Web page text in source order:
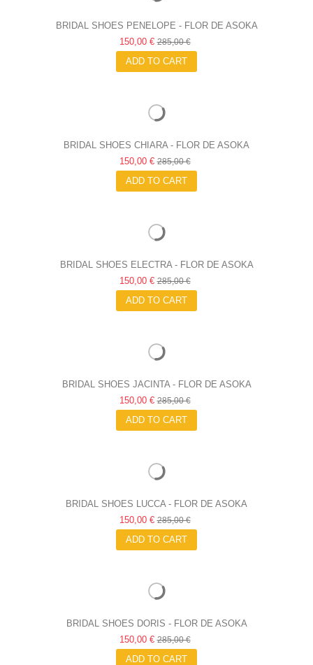
BRIDAL SHOES PENELOPE - FLOR DE ASOKA
150,00 €285,00 €
ADD TO CART
BRIDAL SHOES CHIARA - FLOR DE ASOKA
150,00 €285,00 €
ADD TO CART
BRIDAL SHOES ELECTRA - FLOR DE ASOKA
150,00 €285,00 €
ADD TO CART
BRIDAL SHOES JACINTA - FLOR DE ASOKA
150,00 €285,00 €
ADD TO CART
BRIDAL SHOES LUCCA - FLOR DE ASOKA
150,00 €285,00 €
ADD TO CART
BRIDAL SHOES DORIS - FLOR DE ASOKA
150,00 €285,00 €
ADD TO CART